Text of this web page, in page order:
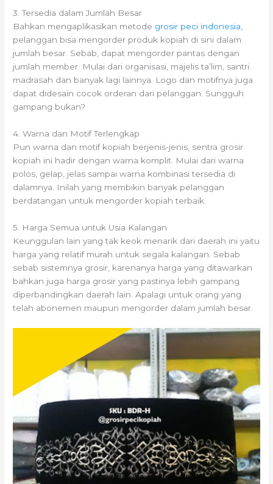
3. Tersedia dalam Jumlah Besar
Bahkan mengaplikasikan metode grosir peci indonesia
pelanggan bisa mengorder produk kopiah di sini dalam
jumlah besar. Sebab, dapat mengorder pantas dengan
jumlah member. Mulai dari organisasi, majelis ta’lim, santri
madrasah dan banyak lagi lainnya. Logo dan motifnya juga
dapat didesain cocok orderan dari pelanggan. Sungguh
gampang bukan?
4. Warna dan Motif Terlengkap
Pun warna dan motif kopiah berjenis-jenis, sentra grosir
kopiah ini hadir dengan warna komplit. Mulai dari warna
polos, gelap, jelas sampai warna kombinasi tersedia di
dalamnya. Inilah yang membikin banyak pelanggan
berdatangan untuk mengorder kopiah terbaik.
5. Harga Semua untuk Usia Kalangan
Keunggulan lain yang tak keok menarik dari daerah ini yaitu
harga yang relatif murah untuk segala kalangan. Sebab
sebab sistemnya grosir, karenanya harga yang ditawarkan
bahkan juga harga grosir yang pastinya lebih gampang
diperbandingkan daerah lain. Apalagi untuk orang yang
telah abonemen maupun mengorder dalam jumlah besar.